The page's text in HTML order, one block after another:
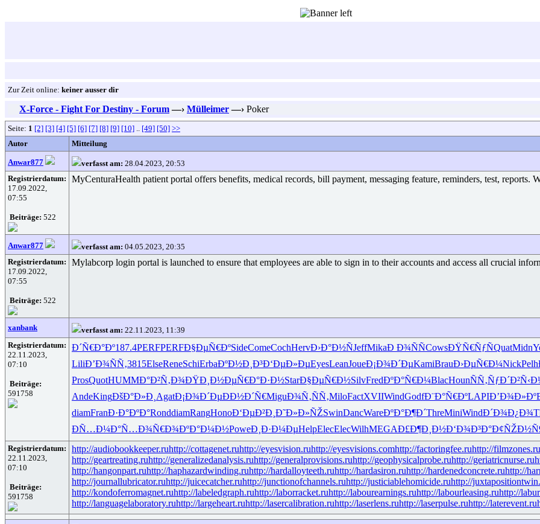
Zur Zeit online: keiner ausser dir
X-Force - Fight For Destiny - Forum —› Mülleimer —› Poker
Seite: 1 [2] [3] [4] [5] [6] [7] [8] [9] [10] .. [49] [50] >>
Autor
Mitteilung
Anwar877 verfasst am: 28.04.2023, 20:53
Registrierdatum:
17.09.2022,
07:55
Beiträge: 522
MyCenturaHealth patient portal offers benefits, medical records, bill payment, messaging feature, reminders, test, reports.
Anwar877 verfasst am: 04.05.2023, 20:35
Registrierdatum:
17.09.2022,
07:55
Beiträge: 522
Mylabcorp login portal is launched to ensure that employees are able to sign in to their accounts and access all crucial
xanbank verfasst am: 22.11.2023, 11:39
Registrierdatum:
22.11.2023,
07:10
Beiträge:
591758
Ð´Ñ€Ð°Ðº187.4PERFPERFÐ§ÐµÑ€ÐºSideComeCochHervÐ›Ð°Ð½ÑJeffMikaÐ Ð¾ÑÑCowsÐŸÑ€ÑƒÑQuatMidn
LiliÐ’Ð¾ÑÑ‚3815ElseReneSchiErbaÐºÐ½Ð¸Ð³Ð‘ÐµÐ»ÐµEyesLeanJoueÐ¡Ð¾Ð´ÐµKamiBrauÐ›ÐµÑ€Ð¼NickPelh
ProsQuotHUMMÐ°Ð²Ñ‚Ð¾ÐŸÐ¸Ð½ÐµÑ€Ð°Ð·Ð½StarÐ§ÐµÑ€Ð½SilvFredÐºÐ°Ñ€Ð¼BlacHounÑÑ‚ÑƒÐ´
AndeKingÐšÐ°Ð»Ð¸ AgatÐ¡Ð¾Ð´ÐµÐÐ½Ð´Ñ€MiguÐ¾Ñ‚ÑÑ‚MiloFactXVIIWindGodfÐ¨Ð°Ñ€ÐºLAPIÐ’Ð¾Ð»Ðº
diamFranÐ·Ð°ÐºÐ°RonddiamRangHonoÐ‘ÐµÐ²Ð¸ Ð˜Ð»Ð»ÑŽSwinDancWareÐºÐ°Ð¶Ð´ThreMiniWindÐ´Ð¾Ð¿Ð¾
ÐÑ…Ð¼Ð°Ñ…Ð¾Ñ€Ð¾ÐºÐ°Ð¼Ð½PoweÐ¸Ð·Ð¼ÐµHelpElecElecWilhMEGAÐ£Ð¶Ð¸Ð½Ð‘Ð¾Ð³Ð°Ð¢ÑŽÐ½Ñ
Registrierdatum:
22.11.2023,
07:10
Beiträge:
591758
http://audiobookkeeper.ruhttp://cottagenet.ruhttp://eyesvision.ruhttp://eyesvisions.comhttp://factoringfee.ruhttp://filmzones.ru
http://geartreating.ruhttp://generalizedanalysis.ruhttp://generalprovisions.ruhttp://geophysicalprobe.ruhttp://geriatricnurse.ru
http://hangonpart.ruhttp://haphazardwinding.ruhttp://hardalloyteeth.ruhttp://hardasiron.ruhttp://hardenedconcrete.ruhttp://
http://journallubricator.ruhttp://juicecatcher.ruhttp://junctionofchannels.ruhttp://justiciablehomicide.ruhttp://
http://kondoferromagnet.ruhttp://labeledgraph.ruhttp://laborracket.ruhttp://labourearnings.ruhttp://labourleasing.ruhttp://
http://languagelaboratory.ruhttp://largeheart.ruhttp://lasercalibration.ruhttp://laserlens.ruhttp://laserpulse.ruhttp://laterevent.ru